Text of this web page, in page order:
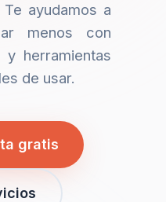
ayudamos a
menos con
y herramientas
de usar.
gratis